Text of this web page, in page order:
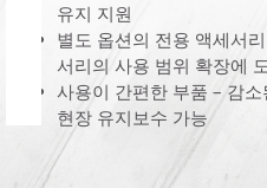
유지 지원
별도 옵션의 전용 액세서
서리의 사용 범위 확장에
사용이 간편한 부품 – 감
현장 유지보수 가능